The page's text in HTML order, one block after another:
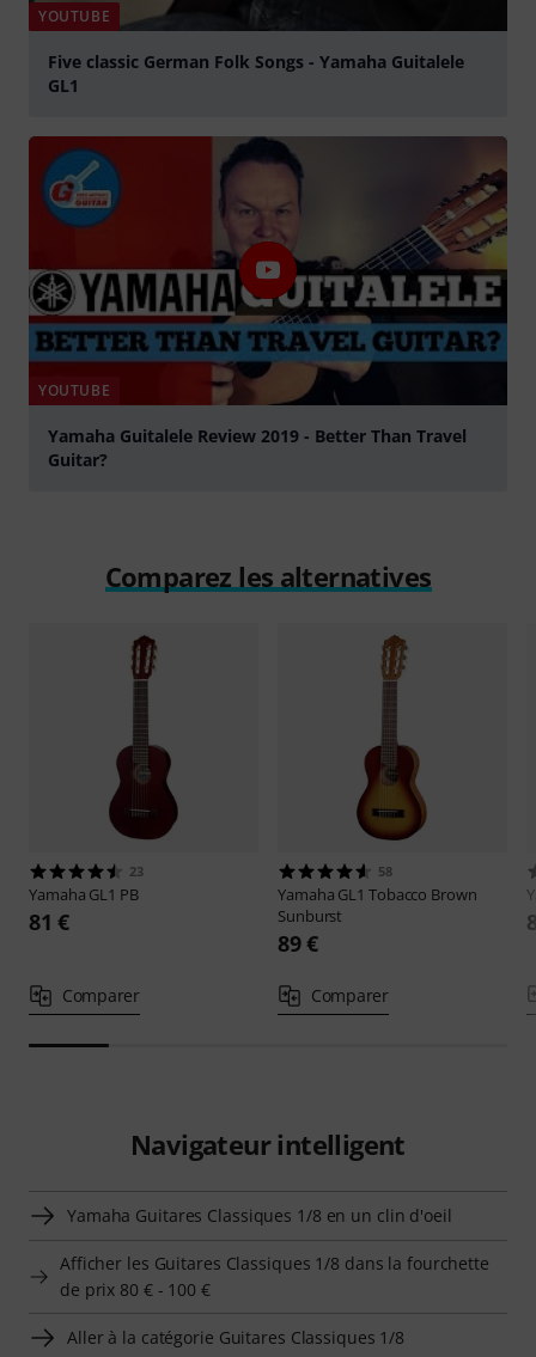
YOUTUBE
Five classic German Folk Songs - Yamaha Guitalele
GL1
YOUTUBE
Yamaha Guitalele Review 2019 - Better Than Travel
Guitar?
Comparez les alternatives
23
Yamaha GL1 PB
81 €
Comparer
58
Yamaha GL1 Tobacco Brown
Sunburst
89 €
Comparer
Navigateur intelligent
Yamaha Guitares Classiques 1/8 en un clin d'oeil
Afficher les Guitares Classiques 1/8 dans la fourchette
de prix 80 € - 100 €
Aller à la catégorie Guitares Classiques 1/8